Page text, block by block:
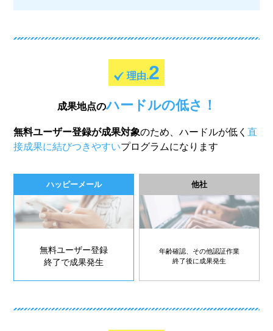
理由.2
成果地点のハードルの低さ！
無料ユーザー登録が成果対象のため、ハードルが低く直
接成果に結びつきやすいプログラムになります
ハッピーメール
無料ユーザー登録
終了で成果発生
他社
年齢確認、その他認証作業
終了後に成果発生